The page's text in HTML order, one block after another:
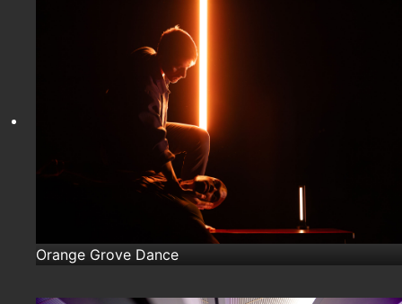
Orange Grove Dance